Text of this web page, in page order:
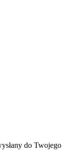
do Twojego